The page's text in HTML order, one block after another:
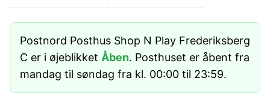
Postnord Posthus Shop N Play Frederiksberg
C er i øjeblikket Åben. Posthuset er åbent fra
mandag til søndag fra kl. 00:00 til 23:59.